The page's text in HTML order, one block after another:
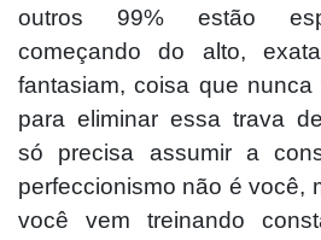
outros 99% estão
começando do alto,
fantasiam, coisa que
para eliminar essa trava
só precisa assumir a
perfeccionismo não é você,
você vem treinando